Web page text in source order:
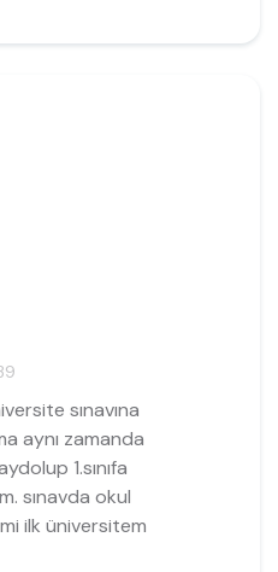
sınavına
aynı zamanda
1.sınıfa
sınavda okul
ilk üniversitem